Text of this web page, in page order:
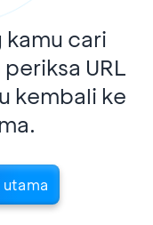
kamu cari
URL
kembali ke
utama